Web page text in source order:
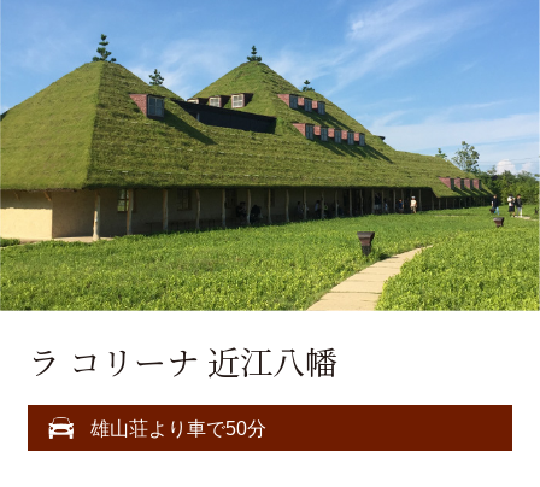
ラ コリーナ 近江八幡
雄山荘より車で50分